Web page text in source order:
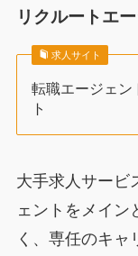
リクルートエ
求人サイト
転職エージェン
ト
大手求人サービ
ェントをメイン
く、専任のキャ